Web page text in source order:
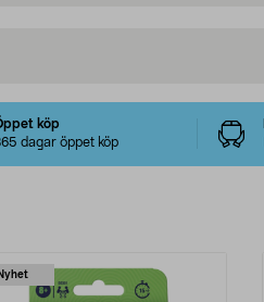
köp
dagar öppet köp
Nyhet